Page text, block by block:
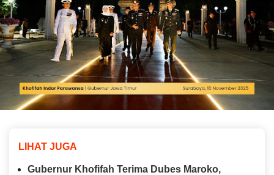
LIHAT JUGA
Gubernur Khofifah Terima Dubes Maroko,